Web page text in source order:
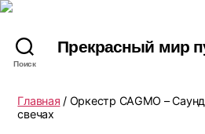
Поиск
Прекрасный мир
Главная / Оркестр CAGMO –
свечах